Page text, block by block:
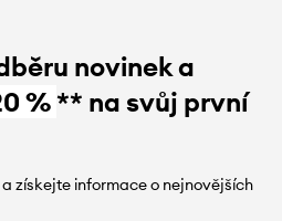
novinek a
%** na svůj první
získejte informace o nejnovějších